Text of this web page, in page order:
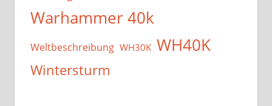
Warhammer 40k
Weltbeschreibung WH30K WH40K
Wintersturm